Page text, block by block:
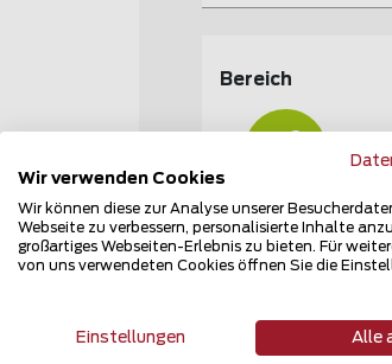
Bereich
Heim und Garten
Öffentliche Hand
Wir verwenden Cookies
Wir können diese zur Analyse unserer
Webseite zu verbessern, personalisierte Inhalte
großartiges Webseiten-Erlebnis zu bieten. Für
von uns verwendeten Cookies öffnen Sie die
Einstellungen Alle